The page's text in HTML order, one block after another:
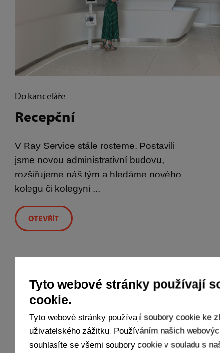
Do kanceláře
Recepční
V Ray Service stále rosteme. Postavili
jsme novou administrativní budovu,
rozšiřujeme náš tým a hledáme nového
kolegu či kolegyni ...
OTEVŘÍT
Máš zájem u nás pracovat?
Vyplň formulář
Tyto webové stránky používají
cookie.
Tyto webové stránky používají soubory cookie ke
uživatelského zážitku. Používáním našich
souhlasíte se všemi soubory cookie v souladu s